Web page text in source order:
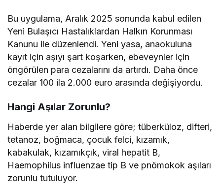
Bu uygulama, Aralık 2025 sonunda kabul edilen
Yeni Bulaşıcı Hastalıklardan Halkın Korunması
Kanunu ile düzenlendi. Yeni yasa, anaokuluna
kayıt için aşıyı şart koşarken, ebeveynler için
öngörülen para cezalarını da artırdı. Daha önce
cezalar 100 ila 2.000 euro arasında değişiyordu.
Hangi Aşılar Zorunlu?
Haberde yer alan bilgilere göre; tüberküloz, difteri,
tetanoz, boğmaca, çocuk felci, kızamık,
kabakulak, kızamıkçık, viral hepatit B,
Haemophilus influenzae tip B ve pnömokok aşıları
zorunlu tutuluyor.